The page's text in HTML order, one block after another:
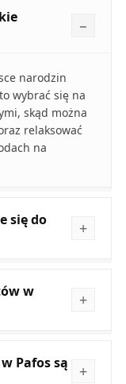
narodzin
wybrać się na
skąd można
relaksować
na
się do
w
Pafos są